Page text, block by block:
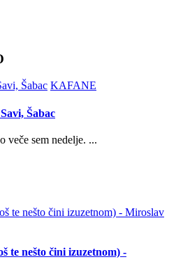
KAFANE
Šabac
veče sem nedelje. ...
te nešto čini izuzetnom) -